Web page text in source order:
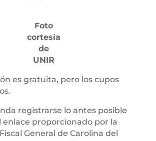
Foto
cortesía
de
UNIR
es gratuita, pero los cupos
registrarse lo antes posible
enlace proporcionado por la
General de Carolina del